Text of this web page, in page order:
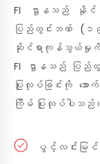
FI ဌာနသည် နိုင်
ပြည်တွင်းဘဏ် (
ဆိုင်ရာကုန်သွယ်မှုကိစ္
FI ဌာနသည် ပြည်တွ
ပြုလုပ်ခြင်းကို အော
ကြိမ် ပြုလုပ်ပါသည်။
ပွင့်လင်းမြ